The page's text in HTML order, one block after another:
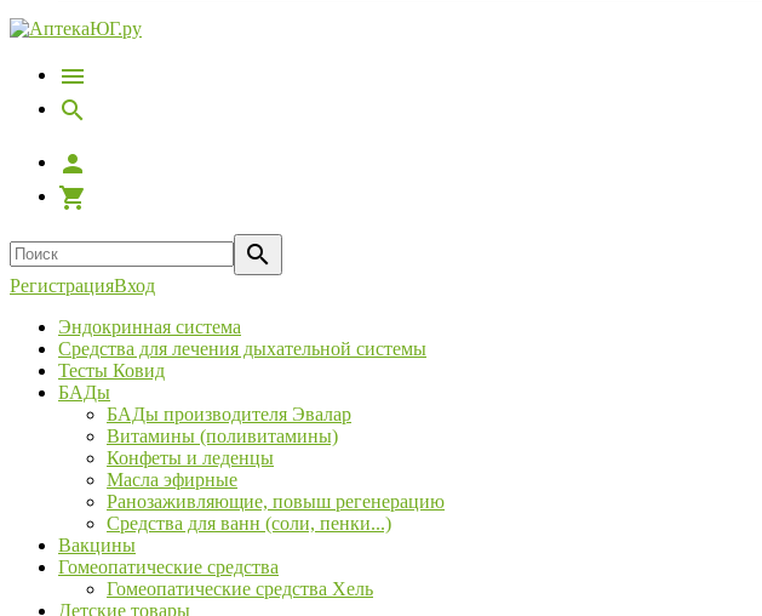
РегистрацияВход
Эндокринная система
Средства для лечения дыхательной системы
Тесты Ковид
БАДы
БАДы производителя Эвалар
Витамины (поливитамины)
Конфеты и леденцы
Масла эфирные
Ранозаживляющие, повыш регенерацию
Средства для ванн (соли, пенки...)
Вакцины
Гомеопатические средства
Гомеопатические средства Хель
Детские товары